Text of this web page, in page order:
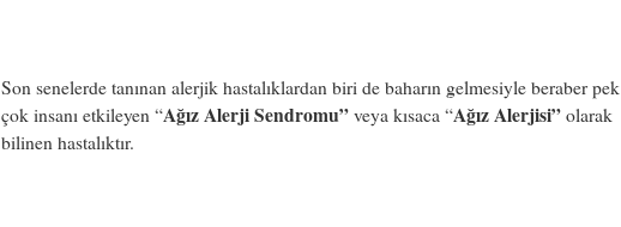
Son senelerde tanınan alerjik hastalıklardan biri de baharın gelmesiyle beraber pek
çok insanı etkileyen “Ağız Alerji Sendromu” veya kısaca “Ağız Alerjisi” olarak
bilinen hastalıktır.